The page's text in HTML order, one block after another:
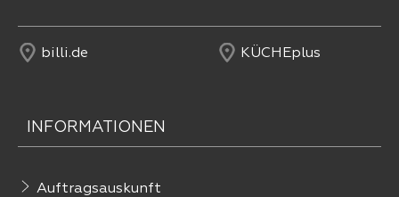
billi.de KÜCHEplus
INFORMATIONEN
Auftragsauskunft